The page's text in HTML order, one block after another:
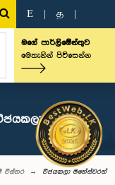
E த
මගේ පාර්ලිමේන්තුව
මෙතැනින් පිවිසෙන්න
විස්තර විජයකලා මහේස්වරන්